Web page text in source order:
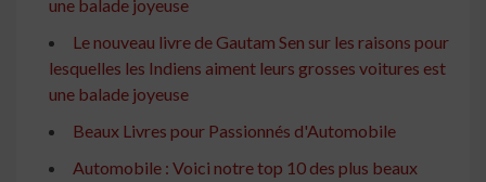
une balade joyeuse
Le nouveau livre de Gautam Sen sur les raisons pour
lesquelles les Indiens aiment leurs grosses voitures est
une balade joyeuse
Beaux Livres pour Passionnés d'Automobile
Automobile : Voici notre top 10 des plus beaux